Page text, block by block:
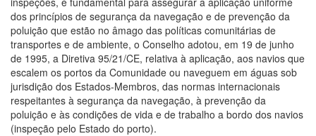
dos princípios de segurança da navegação e de prevenção da
poluição que estão no âmago das políticas comunitárias de
transportes e de ambiente, o Conselho adotou, em 19 de junho
de 1995, a Diretiva 95/21/CE, relativa à aplicação, aos navios que
escalem os portos da Comunidade ou naveguem em águas sob
jurisdição dos Estados-Membros, das normas internacionais
respeitantes à segurança da navegação, à prevenção da
poluição e às condições de vida e de trabalho a bordo dos navios
(inspeção pelo Estado do porto).